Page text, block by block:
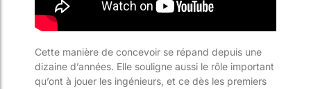
Cette manière de concevoir se répand depuis une
dizaine d’années. Elle souligne aussi le rôle important
qu’ont à jouer les ingénieurs, et ce dès les premiers